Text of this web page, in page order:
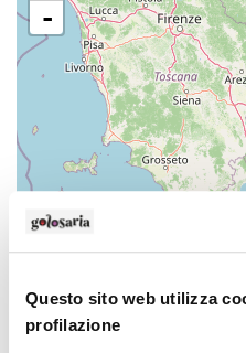
Questo sito web utilizza
profilazione
-